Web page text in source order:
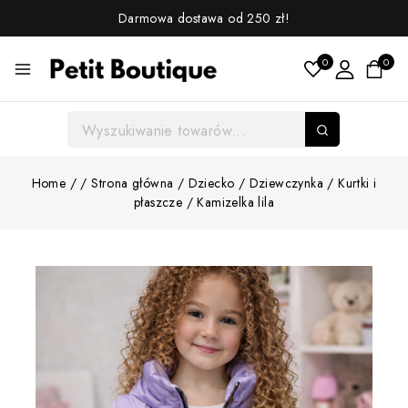
Darmowa dostawa od 250 zł!
0 0
Home / / Strona główna / Dziecko / Dziewczynka / Kurtki i
płaszcze / Kamizelka lila